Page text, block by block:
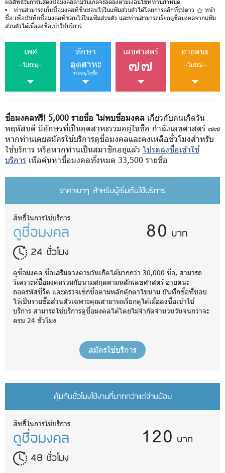
ท่านสามารถเก็บชื่อมงคลที่ชื่นชอบไว้ในแฟ้มส่วนตัวได้โดยการคลิกที่รูปดาว
หน้า
ชื่อ เพื่อบันทึกชื่อมงคลที่ชอบไว้ในแฟ้มส่วนตัว และท่านสามารถเรียกดูชื่อมงคลจากแฟ้ม
ส่วนตัวได้เมื่อลงชื่อเข้าใช้บริการ
เพศ
--ไม่ระบุ--
ทักษา
อุตสาหะ
รวมอยู่ในชื่อ
เลขศาสตร์
๗๗
อายตนะ
--ไม่ระบุ--
ชื่อมงคลฟรี! 5,000 รายชื่อ ไม่พบชื่อมงคล เกี่ยวกับคนเกิดวัน
พฤหัสบดี มีอักษรที่เป็นอุตสาหะรวมอยู่ในชื่อ กำลังเลขศาสตร์ ๗๗
หากท่านเคยสมัครใช้บริการดูชื่อมงคลและคงเหลือชั่วโมงสำหรับ
ใช้บริการ หรือหากท่านเป็นสมาชิกอยู่แล้ว โปรดลงชื่อเข้าใช้
บริการ เพื่อค้นหาชื่อมงคลทั้งหมด 33,500 รายชื่อ
ราคาเบาๆ สำหรับผู้เริ่มต้นใช้บริการ
สิทธิ์ในการใช้บริการ
ดูชื่อมงคล
24 ชั่วโมง
80 บาท
ดูชื่อมงคล ชื่อเสริมดวงตามวันเกิดได้มากกว่า 30,000 ชื่อ, สามารถ
วิเคราะห์ชื่อมงคลร่วมกับนามสกุลตามหลักเลขศาสตร์ อายตนะ
ถอดรหัสชีวิต และตรวจเช็กชื่อตามหลักตุ๊กตาไขนาม บันทึกชื่อที่ชอบ
ไว้เป็นรายชื่อส่วนตัวเฉพาะคุณสามารถเรียกดูได้เมื่อลงชื่อเข้าใช้
บริการ สามารถใช้บริการดูชื่อมงคลได้โดยไม่จำกัดจำนวนวันจนกว่าจะ
ครบ 24 ชั่วโมง
สมัครใช้บริการ
คุ้มกับชั่วโมงใช้งานที่มากกว่าแต่จ่ายน้อย
สิทธิ์ในการใช้บริการ
ดูชื่อมงคล
48 ชั่วโมง
120 บาท